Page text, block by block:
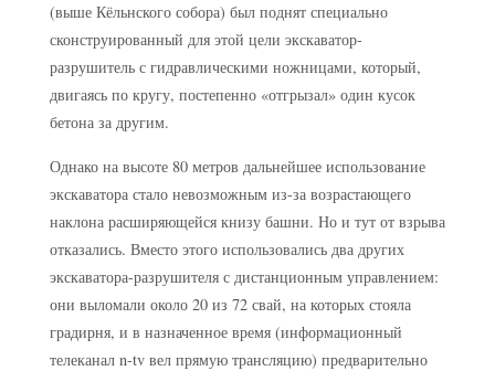
(выше Кёльнского собора) был поднят специально
сконструированный для этой цели экскаватор-
разрушитель с гидравлическими ножницами, который,
двигаясь по кругу, постепенно «отгрызал» один кусок
бетона за другим.
Однако на высоте 80 метров дальнейшее использование
экскаватора стало невозможным из-за возрастающего
наклона расширяющейся книзу башни. Но и тут от взрыва
отказались. Вместо этого использовались два других
экскаватора-разрушителя с дистанционным управлением:
они выломали около 20 из 72 свай, на которых стояла
градирня, и в назначенное время (информационный
телеканал n-tv вел прямую трансляцию) предварительно